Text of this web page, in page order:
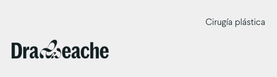
Cirugía plástica